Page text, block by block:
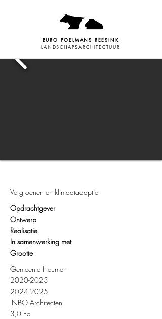
BURO POELMANS REESINK
LANDSCHAPSARCHITECTUUR
Vergroenen en klimaatadaptie
Opdrachtgever
Ontwerp
Realisatie
In samenwerking met
Grootte
Gemeente Heumen
2020-2023
2024-2025
INBO Architecten
3,0 ha